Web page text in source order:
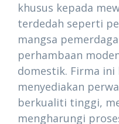
khusus kepada
terdedah seperti
mangsa
perhambaan
domestik. Firma
menyediakan
berkualiti tinggi,
mengharungi